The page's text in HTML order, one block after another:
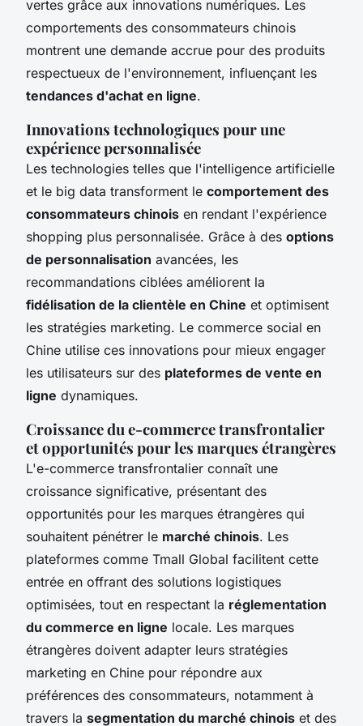
vertes grâce aux innovations numériques. Les
comportements des consommateurs chinois
montrent une demande accrue pour des produits
respectueux de l'environnement, influençant les
tendances d'achat en ligne.
Innovations technologiques pour une
expérience personnalisée
Les technologies telles que l'intelligence artificielle
et le big data transforment le comportement des
consommateurs chinois en rendant l'expérience
shopping plus personnalisée. Grâce à des options
de personnalisation avancées, les
recommandations ciblées améliorent la
fidélisation de la clientèle en Chine et optimisent
les stratégies marketing. Le commerce social en
Chine utilise ces innovations pour mieux engager
les utilisateurs sur des plateformes de vente en
ligne dynamiques.
Croissance du e-commerce transfrontalier
et opportunités pour les marques étrangères
L'e-commerce transfrontalier connaît une
croissance significative, présentant des
opportunités pour les marques étrangères qui
souhaitent pénétrer le marché chinois. Les
plateformes comme Tmall Global facilitent cette
entrée en offrant des solutions logistiques
optimisées, tout en respectant la réglementation
du commerce en ligne locale. Les marques
étrangères doivent adapter leurs stratégies
marketing en Chine pour répondre aux
préférences des consommateurs, notamment à
travers la segmentation du marché chinois et des